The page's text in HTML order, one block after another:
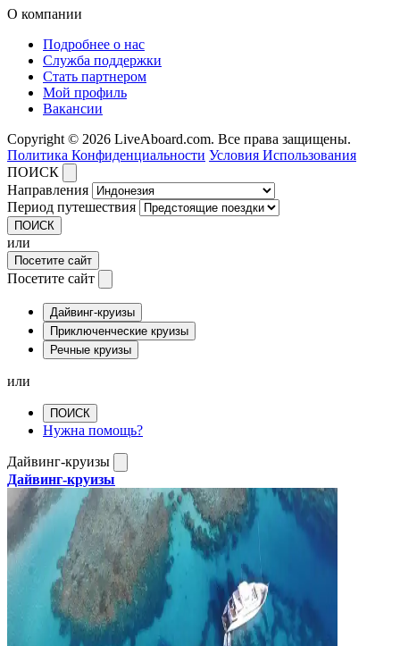
О компании
Подробнее о нас
Служба поддержки
Стать партнером
Мой профиль
Вакансии
Copyright © 2026 LiveAboard.com. Все права защищены.
Политика Конфиденциальности Условия Использования
ПОИСК
Направления
Период путешествия
ПОИСК
или
Посетите сайт
Посетите сайт
Дайвинг-круизы
Приключенческие круизы
Речные круизы
или
ПОИСК
Нужна помощь?
Дайвинг-круизы
Дайвинг-круизы